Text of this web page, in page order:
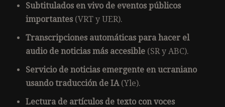
Subtitulados en vivo de eventos públicos
importantes (VRT y UER).
Transcripciones automáticas para hacer el
audio de noticias más accesible (SR y ABC).
Servicio de noticias emergente en ucraniano
usando traducción de IA(Yle).
Lectura de artículos de texto con voces